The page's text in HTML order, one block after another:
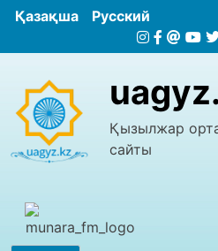
Қазақша Русский
Қызылжар
сайты